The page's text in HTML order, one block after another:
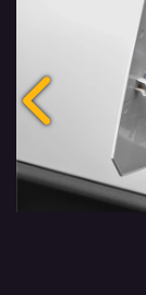
Anterior